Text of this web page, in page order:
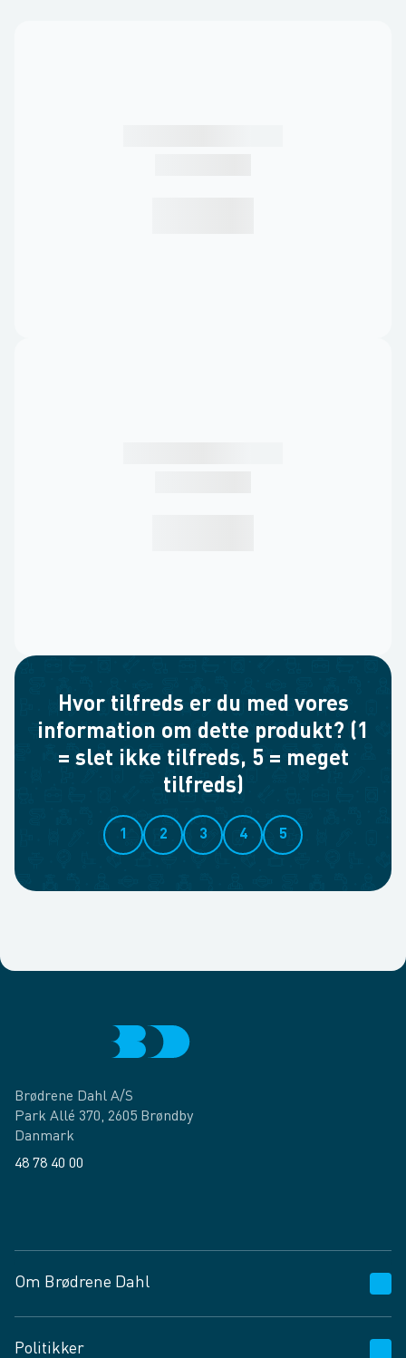
Hvor tilfreds er du med vores
information om dette produkt? (1
= slet ikke tilfreds, 5 = meget
tilfreds)
1 2 3 4 5
Brødrene Dahl A/S
Park Allé 370, 2605 Brøndby
Danmark
48 78 40 00
Om Brødrene Dahl
Politikker